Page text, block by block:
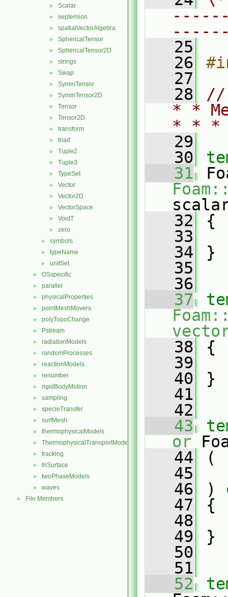
► Scalar
► septernion
► spatialVectorAlgebra
► SphericalTensor
► SphericalTensor2D
► strings
► Swap
► SymmTensor
► SymmTensor2D
► Tensor
► Tensor2D
► transform
► triad
► Tuple2
► Tuple3
► TypeSet
► Vector
► Vector2D
► VectorSpace
► VoidT
► zero
► symbols
► typeName
► unitSet
► OSspecific
► parallel
► physicalProperties
► pointMeshMovers
► polyTopoChange
► Pstream
► radiationModels
► randomProcesses
► reactionModels
► renumber
► rigidBodyMotion
► sampling
► specieTransfer
► surfMesh
► thermophysicalModels
► ThermophysicalTransportModels
► tracking
► triSurface
► twoPhaseModels
► waves
► File Members
   25
   26
   27
   28
//
* *
* *
   29
   30
   31
   32
{
   33
   34
}
   35
   36
   37
   38
{
   39
   40
}
   41
   42
   43
or
   44
(
   45
   46
)
   47
{
   48
   49
}
   50
   51
   52